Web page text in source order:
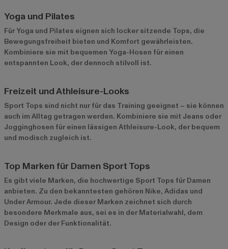
Yoga und Pilates
Für Yoga und Pilates eignen sich locker sitzende Tops, die
Bewegungsfreiheit bieten und Komfort gewährleisten.
Kombiniere sie mit bequemen Yoga-Hosen für einen
entspannten Look, der dennoch stilvoll ist.
Freizeit und Athleisure-Looks
Sport Tops sind nicht nur für das Training geeignet – sie können
auch im Alltag getragen werden. Kombiniere sie mit Jeans oder
Jogginghosen für einen lässigen Athleisure-Look, der bequem
und modisch zugleich ist.
Top Marken für Damen Sport Tops
Es gibt viele Marken, die hochwertige Sport Tops für Damen
anbieten. Zu den bekanntesten gehören Nike, Adidas und
Under Armour. Jede dieser Marken zeichnet sich durch
besondere Merkmale aus, sei es in der Materialwahl, dem
Design oder der Funktionalität.